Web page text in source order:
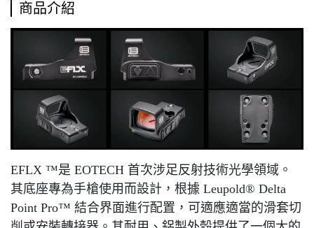
商品介紹
EFLX ™是 EOTECH 首次涉足反射技術光學領域。
其底座專為手槍使用而設計，根據 Leupold® Delta
Point Pro™ 結合界面進行配置，可適應適當的滑套切